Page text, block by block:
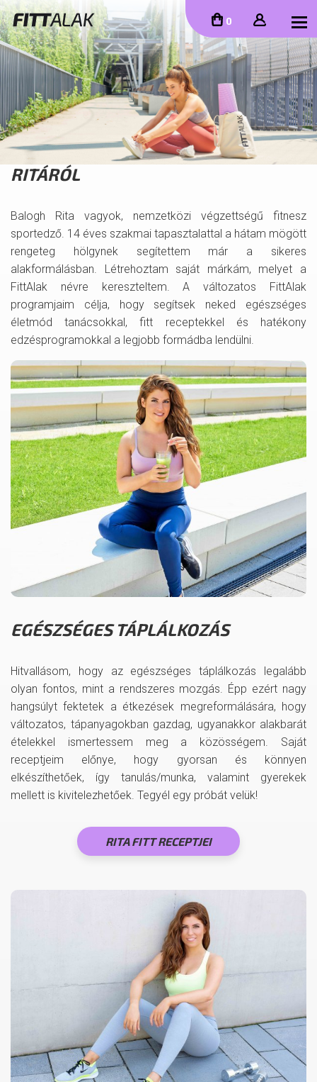
0
RITÁRÓL
Balogh Rita vagyok, nemzetközi végzettségű fitnesz
sportedző. 14 éves szakmai tapasztalattal a hátam mögött
rengeteg hölgynek segítettem már a sikeres
alakformálásban. Létrehoztam saját márkám, melyet a
FittAlak névre kereszteltem. A változatos FittAlak
programjaim célja, hogy segítsek neked egészséges
életmód tanácsokkal, fitt receptekkel és hatékony
edzésprogramokkal a legjobb formádba lendülni.
EGÉSZSÉGES TÁPLÁLKOZÁS
Hitvallásom, hogy az egészséges táplálkozás legalább
olyan fontos, mint a rendszeres mozgás. Épp ezért nagy
hangsúlyt fektetek a étkezések megreformálására, hogy
változatos, tápanyagokban gazdag, ugyanakkor alakbarát
ételekkel ismertessem meg a közösségem. Saját
receptjeim előnye, hogy gyorsan és könnyen
elkészíthetőek, így tanulás/munka, valamint gyerekek
mellett is kivitelezhetőek. Tegyél egy próbát velük!
RITA FITT RECEPTJEI